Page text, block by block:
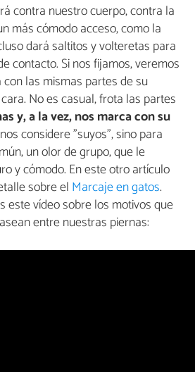
contra nuestro cuerpo, contra la
más cómodo acceso, como la
dará saltitos y volteretas para
contacto. Si nos fijamos, veremos
las mismas partes de su
No es casual, frota las partes
y, a la vez, nos marca con su
considere "suyos", sino para
un olor de grupo, que le
y cómodo. En este otro artículo
sobre el Marcaje en gatos.
este vídeo sobre los motivos que
entre nuestras piernas: